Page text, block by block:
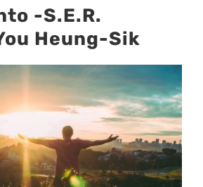
-S.E.R.
Heung-Sik